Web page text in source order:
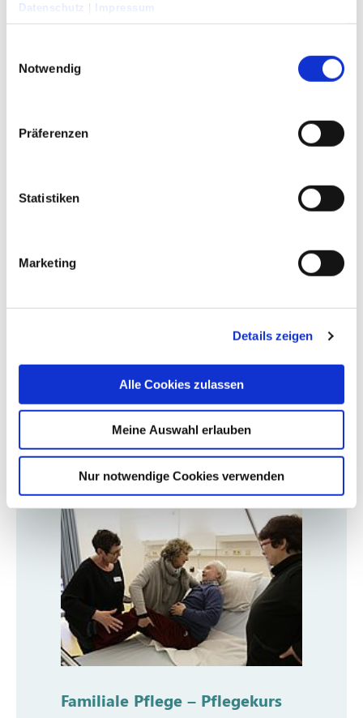
Datenschutz Impressum
Notwendig
Präferenzen
Statistiken
Marketing
Details zeigen
Alle Cookies zulassen
Meine Auswahl erlauben
Nur notwendige Cookies verwenden
Familiale Pflege -
Uhr) Bei neuer Teilnahme bitte telefonisch
Krankenhaus der Augustinerinnen (Alte
Lesen Sie mehr
Familiale Pflege – Pflegekurs